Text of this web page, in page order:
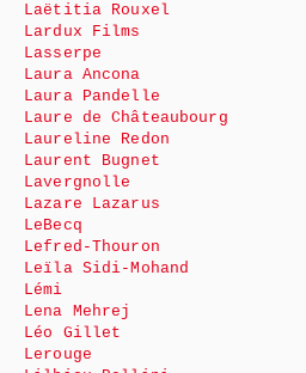
Laëtitia Rouxel
Lardux Films
Lasserpe
Laura Ancona
Laura Pandelle
Laure de Châteaubourg
Laureline Redon
Laurent Bugnet
Lavergnolle
Lazare Lazarus
LeBecq
Lefred-Thouron
Leïla Sidi-Mohand
Lémi
Lena Mehrej
Léo Gillet
Lerouge